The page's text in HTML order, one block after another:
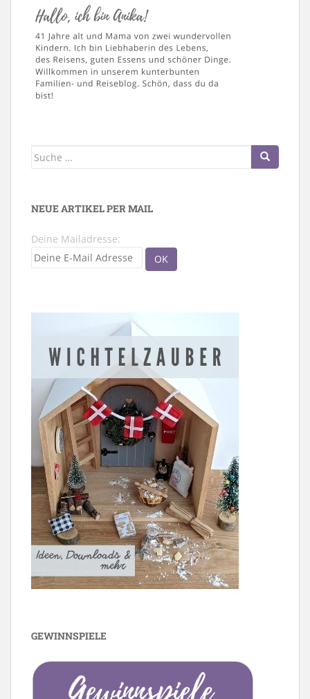
Suche
NEUE ARTIKEL PER MAIL
Deine Mailadresse:
GEWINNSPIELE